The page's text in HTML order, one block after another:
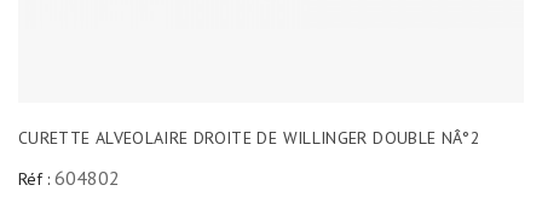
CURETTE ALVEOLAIRE DROITE DE WILLINGER DOUBLE NÂ°2
Réf : 604802